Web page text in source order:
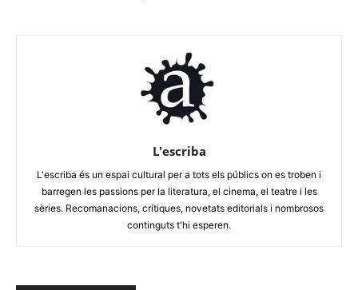
L'escriba
L'escriba és un espai cultural per a tots els públics on es troben i
barregen les passions per la literatura, el cinema, el teatre i les
sèries. Recomanacions, crítiques, novetats editorials i nombrosos
continguts t'hi esperen.